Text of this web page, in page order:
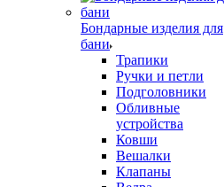
Бондарные изделия для
бани
Трапики
Ручки и петли
Подголовники
Обливные
устройства
Ковши
Вешалки
Клапаны